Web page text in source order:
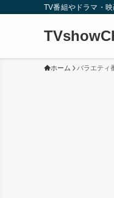
TV番組やドラマ・
ホーム バラエティ